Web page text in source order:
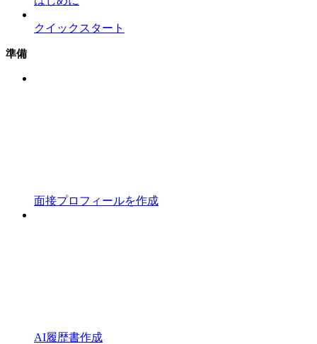
クイックスタート
準備
面接プロフィールを作成
AI履歴書作成